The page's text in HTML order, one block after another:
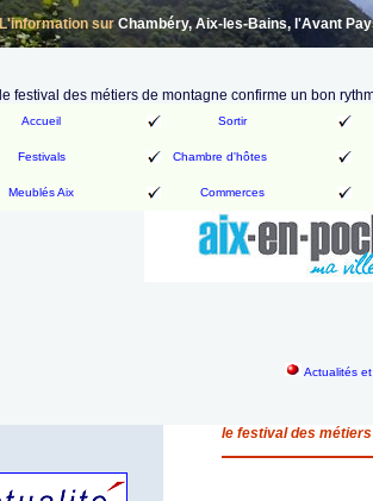
L'information surChambéry, Aix-les-Bains, l'Avant
le festival des métiers de montagne confirme un bon
Accueil Sortir
Festivals Chambre d'hôtes
Meublés Aix Commerces
Actualités
le festival des